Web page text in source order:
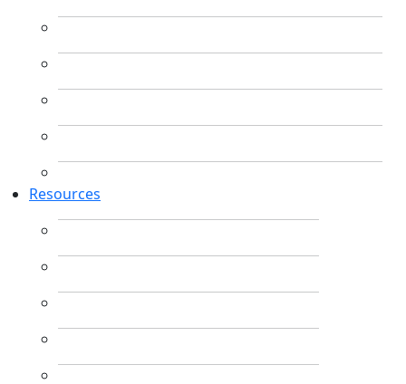
Resources